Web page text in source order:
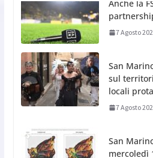
San
sul
locali
San
mercoledì
tramonto.
7 Agosto